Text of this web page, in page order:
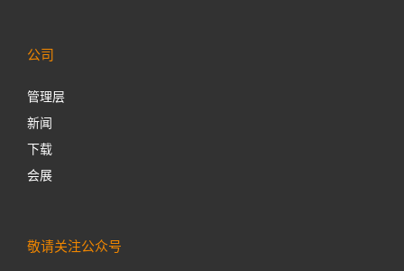
公司
管理层
新闻
下载
会展
敬请关注公众号